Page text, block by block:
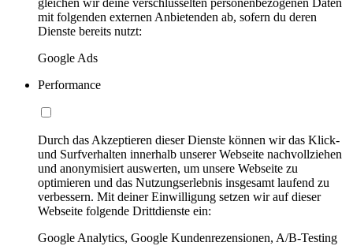
gleichen wir deine verschlüsselten personenbezogenen Daten
mit folgenden externen Anbietenden ab, sofern du deren
Dienste bereits nutzt:
Google Ads
Performance
Durch das Akzeptieren dieser Dienste können wir das Klick-
und Surfverhalten innerhalb unserer Webseite nachvollziehen
und anonymisiert auswerten, um unsere Webseite zu
optimieren und das Nutzungserlebnis insgesamt laufend zu
verbessern. Mit deiner Einwilligung setzen wir auf dieser
Webseite folgende Drittdienste ein:
Google Analytics, Google Kundenrezensionen, A/B-Testing